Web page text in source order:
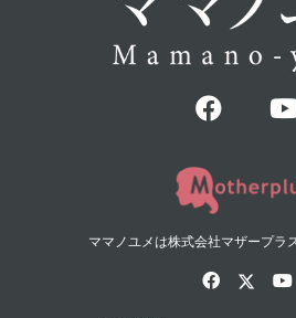
ママノユメは株式会社マザープラ